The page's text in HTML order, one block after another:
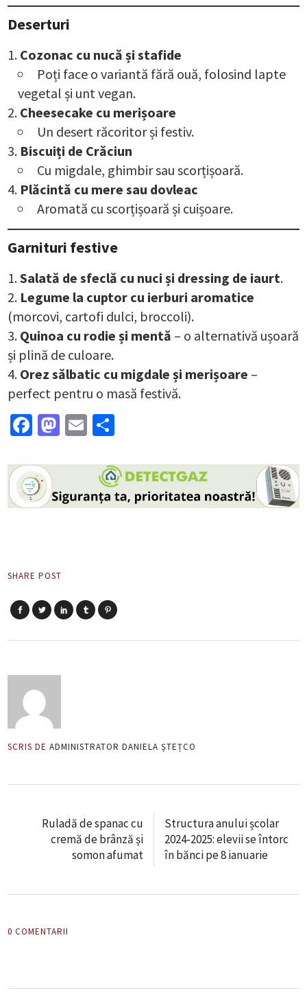
Deserturi
Cozonac cu nucă și stafide
Poți face o variantă fără ouă, folosind lapte
vegetal și unt vegan.
Cheesecake cu merișoare
Un desert răcoritor și festiv.
Biscuiți de Crăciun
Cu migdale, ghimbir sau scorțișoară.
Plăcintă cu mere sau dovleac
Aromată cu scorțișoară și cuișoare.
Garnituri festive
Salată de sfeclă cu nuci și dressing de iaurt.
Legume la cuptor cu ierburi aromatice
(morcovi, cartofi dulci, broccoli).
Quinoa cu rodie și mentă – o alternativă ușoară
și plină de culoare.
Orez sălbatic cu migdale și merișoare –
perfect pentru o masă festivă.
Facebook
Mastodon
Email
SHARE POST
SCRIS DE ADMINISTRATOR DANIELA ȘTEȚCO
Ruladă de spanac cu
cremă de brânză și
somon afumat
Structura anului școlar
2024-2025: elevii se întorc
în bănci pe 8 ianuarie
0 COMENTARII